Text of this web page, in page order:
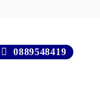
0889548419